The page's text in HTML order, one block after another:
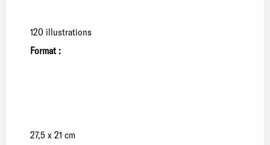
120 illustrations
Format :
27,5 x 21 cm